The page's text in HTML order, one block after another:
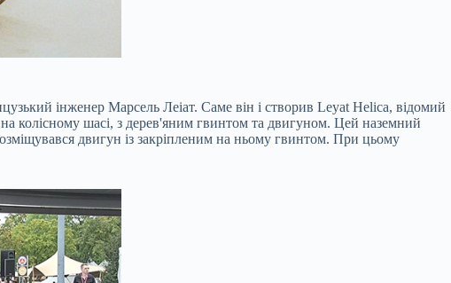
інженер Марсель Леіат. Саме він і створив Leyat Helica, відомий
колісному шасі, з дерев'яним гвинтом та двигуном. Цей наземний
двигун із закріпленим на ньому гвинтом. При цьому